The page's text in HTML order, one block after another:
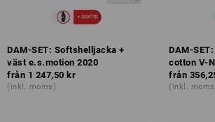
DAM-SET: Softshelljacka +
väst e.s.motion 2020
från 1 247,50 kr
(inkl. moms)
DAM-
cotton V-
från
(inkl.